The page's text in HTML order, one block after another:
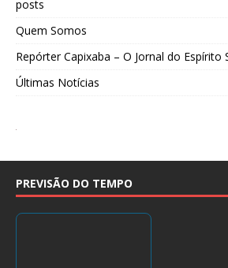
posts
Quem Somos
Repórter Capixaba – O Jornal do Espírito
Últimas Notícias
PREVISÃO DO TEMPO